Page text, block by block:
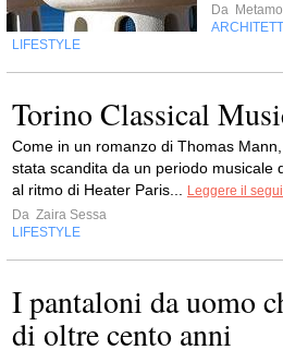
Da
LIFESTYLE
Torino Classical
Come in un romanzo di Thomas
stata scandita da un periodo musicale
al ritmo di Heater Paris...
Leggere il
Da Zaira Sessa
LIFESTYLE
I pantaloni da uomo
di oltre cento anni